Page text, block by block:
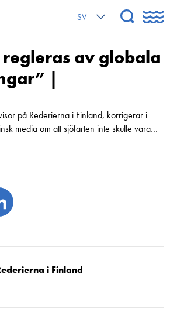
SV
av globala
|
på Rederierna i Finland, korrigerar i
media om att sjöfarten inte skulle vara…
i Finland